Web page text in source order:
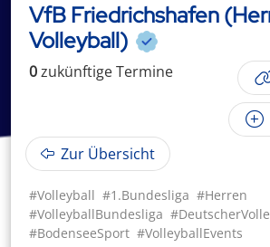
VfB Friedrichshafen
Volleyball)
0zukünftigeTermine
Zur Übersicht
#Volleyball #1.Bundesliga #Herren
#VolleyballBundesliga
#BodenseeSport #VolleyballEvents